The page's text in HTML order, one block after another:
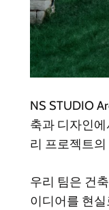
NS STUDIO
축과 디자인
리 프로젝트
우리 팀은 건
이디어를 현